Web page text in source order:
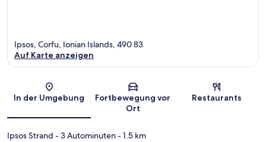
Karte
Ipsos, Corfu, Ionian Islands, 490 83
Auf Karte anzeigen
In der Umgebung
Fortbewegung vor
Ort
Restaurants
Ipsos Strand - 3 Autominuten- 1.5 km